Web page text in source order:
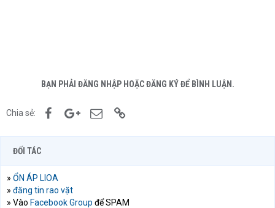
BẠN PHẢI ĐĂNG NHẬP HOẶC ĐĂNG KÝ ĐỂ BÌNH LUẬN.
Chia sẻ: FacebookGoogle+Email
ĐỐI TÁC
» ỔN ÁP LIOA
» đăng tin rao vặt
» Vào Facebook Group để SPAM